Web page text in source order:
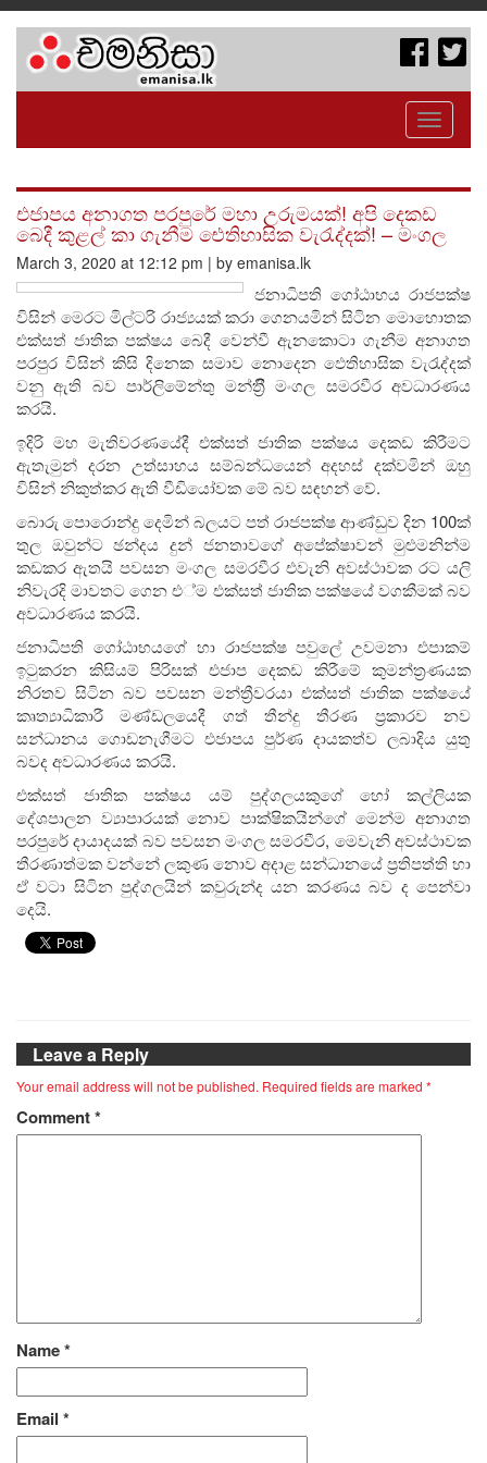
Toggle
එජාපය අනාගත පරපුරේ මහා උරුමයක්! අපි දෙකඩ
බෙදී කුළල් කා ගැනීම ඓතිහාසික වැරැද්දක්! – මංගල
March 3, 2020 at 12:12 pm | by emanisa.lk
ජනාධිපති ගෝඨාභය රාජපක්ෂ
විසින් මෙරට මිල්ටරි රාජ්‍යයක් කරා ගෙනයමින් සිටින මොහොතක
එක්සත් ජාතික පක්ෂය බෙදී වෙන්වී ඇනකොටා ගැනීම අනාගත
පරපුර විසින් කිසි දිනෙක සමාව නොදෙන ඵෙතිහාසික වැරැද්දක්
වනු ඇති බව පාර්ලිමේන්තු මන්ත්‍රීි මංගල සමරවීර අවධාරණය
කරයි.
ඉදිරි මහ මැතිවරණයේදී එක්සත් ජාතික පක්ෂය දෙකඩ කිරීමට
ඇතැමුන් දරන උත්සාහය සම්බන්ධයෙන් අදහස් දක්වමින් ඔහු
විසින් නිකුත්කර ඇති වීඩියෝවක මේ බව සඳහන් වේ.
බොරු පොරොන්දු දෙමින් බලයට පත් රාජපක්ෂ ආණ්ඩුව දින 100ක්
තුල ඔවුන්ට ඡන්දය දුන් ජනතාවගේ අපේක්ෂාවන් මුළුමනින්ම
කඩකර ඇතයි පවසන මංගල සමරවීර එවැනි අවස්ථාවක රට යලි
නිවැරදි මාවතට ගෙන එ්ම එක්සත් ජාතික පක්ෂයේ වගකීමක් බව
අවධාරණය කරයි.
ජනාධිපති ගෝඨාභයගේ හා රාජපක්ෂ පවුලේ උවමනා එපාකම්
ඉටුකරන කිසියම් පිරිසක් එජාප දෙකඩ කිරීමේ කුමන්ත්‍රණයක
නිරතව සිටින බව පවසන මන්ත්‍රීවරයා එක්සත් ජාතික පක්ෂයේ
කෘත්‍යාධිකාරී මණ්ඩලයෙදී ගත් තීන්දු තීරණ ප්‍රකාරව නව
සන්ධානය ගොඩනැගීමට එජාපය පුර්ණ දායකත්ව ලබාදිය යුතු
බවද අවධාරණය කරයි.
එක්සත් ජාතික පක්ෂය යම් පුද්ගලයකුගේ හෝ කල්ලියක
දේශපාලන ව්‍යාපාරයක් නොව පාක්ෂිකයින්ගේ මෙන්ම අනාගත
පරපුරේ දායාදයක් බව පවසන මංගල සමරවීර, මෙවැනි අවස්ථාවක
තීරණාත්මක වන්නේ ලකුණ නොව අදාළ සන්ධානයේ ප්‍රතිපත්ති හා
ඒ වටා සිටින පුද්ගලයින් කවුරුන්ද යන කරණය බව ද පෙන්වා
දෙයි.
Leave a Reply
Your email address will not be published. Required fields are marked *
Comment*
Name*
Email *